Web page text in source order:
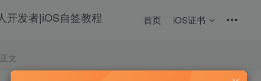
首页 iOS证书
正文